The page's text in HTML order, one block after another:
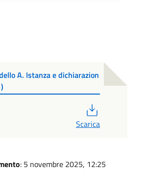
A. Istanza e dichiarazion
Scarica
: 5 novembre 2025, 12:25